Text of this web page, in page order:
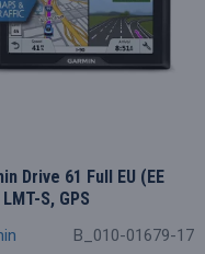
B_010-01679-17
Drive 61 Full EU (EE
S, GPS